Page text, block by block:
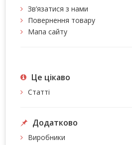
Зв’язатися з нами
Повернення товару
Мапа сайту
Це цiкаво
Статті
Додатково
Виробники